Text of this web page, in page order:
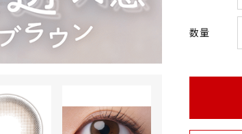
数量